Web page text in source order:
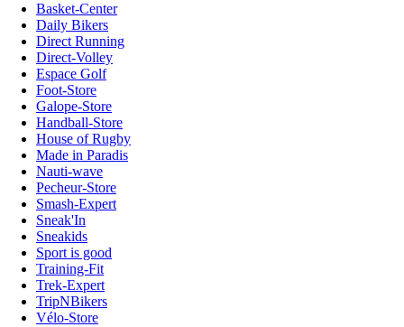
Basket-Center
Daily Bikers
Direct Running
Direct-Volley
Espace Golf
Foot-Store
Galope-Store
Handball-Store
House of Rugby
Made in Paradis
Nauti-wave
Pecheur-Store
Smash-Expert
Sneak'In
Sneakids
Sport is good
Training-Fit
Trek-Expert
TripNBikers
Vélo-Store